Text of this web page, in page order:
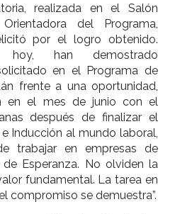
realizada en el Salón
del Programa,
por el logro obtenido.
hoy, han demostrado
en el Programa de
frente a una oportunidad,
en el mes de junio con el
después de finalizar el
Inducción al mundo laboral,
trabajar en empresas de
Esperanza. No olviden la
fundamental. La tarea en
compromiso se demuestra”.